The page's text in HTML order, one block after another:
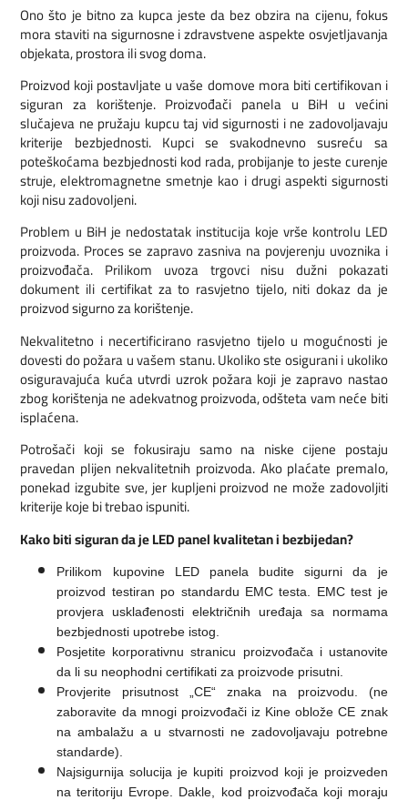
Ono što je bitno za kupca jeste da bez obzira na cijenu, fokus
mora staviti na sigurnosne i zdravstvene aspekte osvjetljavanja
objekata, prostora ili svog doma.
Proizvod koji postavljate u vaše domove mora biti certifikovan i
siguran za korištenje. Proizvođači panela u BiH u većini
slučajeva ne pružaju kupcu taj vid sigurnosti i ne zadovoljavaju
kriterije bezbjednosti. Kupci se svakodnevno susreću sa
poteškoćama bezbjednosti kod rada, probijanje to jeste curenje
struje, elektromagnetne smetnje kao i drugi aspekti sigurnosti
koji nisu zadovoljeni.
Problem u BiH je nedostatak institucija koje vrše kontrolu LED
proizvoda. Proces se zapravo zasniva na povjerenju uvoznika i
proizvođača. Prilikom uvoza trgovci nisu dužni pokazati
dokument ili certifikat za to rasvjetno tijelo, niti dokaz da je
proizvod sigurno za korištenje.
Nekvalitetno i necertificirano rasvjetno tijelo u mogućnosti je
dovesti do požara u vašem stanu. Ukoliko ste osigurani i ukoliko
osiguravajuća kuća utvrdi uzrok požara koji je zapravo nastao
zbog korištenja ne adekvatnog proizvoda, odšteta vam neće biti
isplaćena.
Potrošači koji se fokusiraju samo na niske cijene postaju
pravedan plijen nekvalitetnih proizvoda. Ako plaćate premalo,
ponekad izgubite sve, jer kupljeni proizvod ne može zadovoljiti
kriterije koje bi trebao ispuniti.
Kako biti siguran da je LED panel kvalitetan i bezbijedan?
Prilikom kupovine LED panela budite sigurni da je
proizvod testiran po standardu EMC testa. EMC test je
provjera usklađenosti električnih uređaja sa normama
bezbjednosti upotrebe istog.
Posjetite korporativnu stranicu proizvođača i ustanovite
da li su neophodni certifikati za proizvode prisutni.
Provjerite prisutnost „CE“ znaka na proizvodu. (ne
zaboravite da mnogi proizvođači iz Kine oblože CE znak
na ambalažu a u stvarnosti ne zadovoljavaju potrebne
standarde).
Najsigurnija solucija je kupiti proizvod koji je proizveden
na teritoriju Evrope. Dakle, kod proizvođača koji moraju